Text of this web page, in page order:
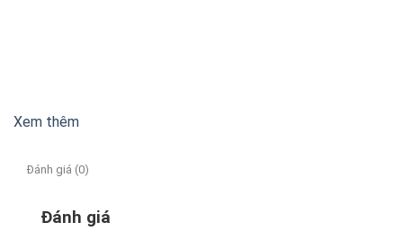
Xem thêm
Đánh giá (0)
Đánh giá